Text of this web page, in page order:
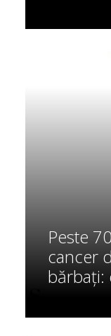
Peste
cancer
bărbați: